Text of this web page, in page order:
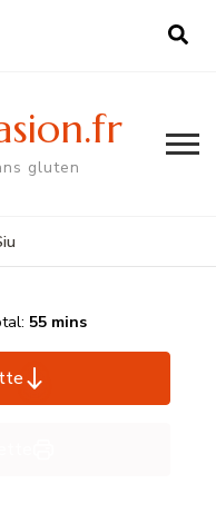
gluten
55 mins